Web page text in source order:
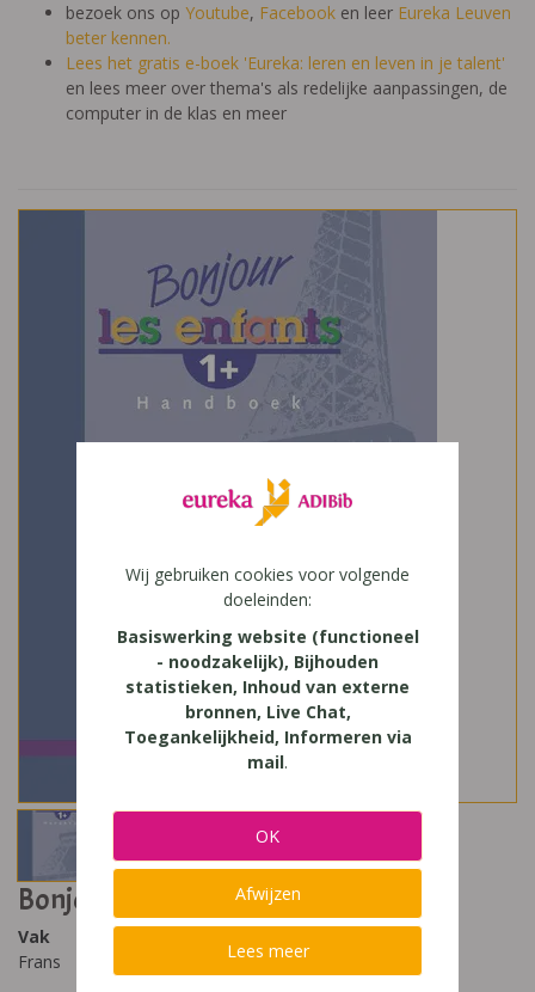
bezoek ons op Youtube, Facebook en leer Eureka Leuven
beter kennen.
Lees het gratis e-boek 'Eureka: leren en leven in je talent'
en lees meer over thema's als redelijke aanpassingen, de
computer in de klas en meer
Bonjour les enfants 5
Vak
Frans
Wij gebruiken cookies voor volgende
doeleinden:
Basiswerking website (functioneel
- noodzakelijk), Bijhouden
statistieken, Inhoud van externe
bronnen, Live Chat,
Toegankelijkheid, Informeren via
mail.
OK
Afwijzen
Lees meer